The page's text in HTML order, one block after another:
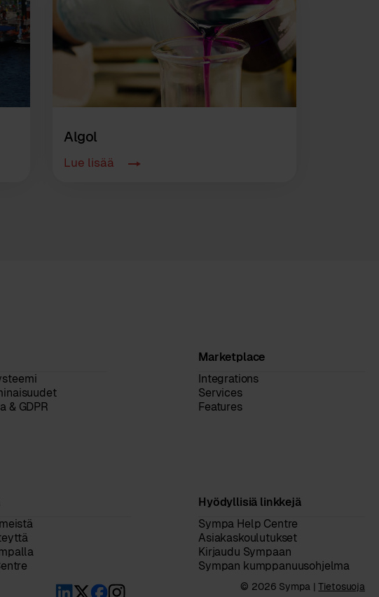
Algol
Lue lisää
& GDPR
Marketplace
Integrations
Services
Features
Hyödyllisiä linkkejä
Sympa Help Centre
Asiakaskoulutukset
Kirjaudu Sympaan
Sympan kumppanuusohjelma
© 2026 Sympa |Tietosuoja